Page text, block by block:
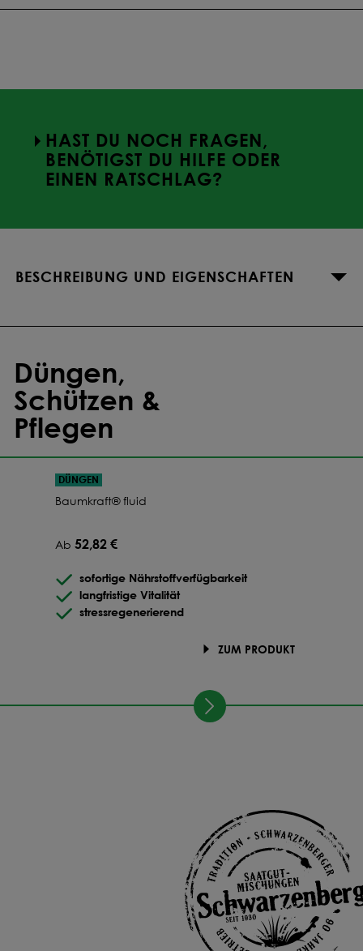
HAST DU NOCH FRAGEN,
BENÖTIGST DU HILFE ODER
EINEN RATSCHLAG?
BESCHREIBUNG UND EIGENSCHAFTEN
Düngen,
Schützen &
Pflegen
DÜNGEN
Baumkraft® fluid
Ab 52,82 €
sofortige Nährstoffverfügbarkeit
langfristige Vitalität
stressregenerierend
ZUM PRODUKT